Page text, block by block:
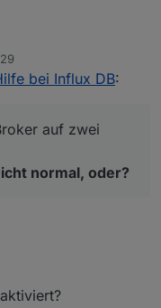
erste Bord angelegt.
bei Influx DB:
auf zwei
normal, oder?